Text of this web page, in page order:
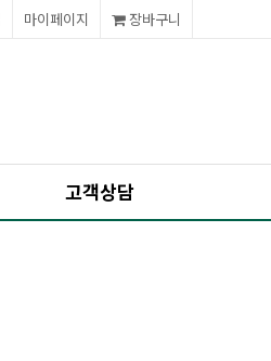
장바구니
마이페이지
고객상담